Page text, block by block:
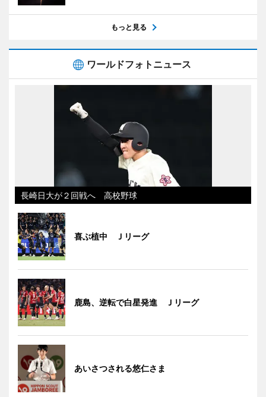
もっと見る
ワールドフォトニュース
長崎日大が２回戦へ 高校野球
喜ぶ植中 Ｊリーグ
鹿島、逆転で白星発進 Ｊリーグ
あいさつされる悠仁さま